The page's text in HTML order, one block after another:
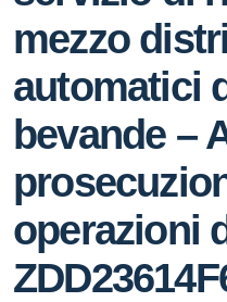
mezzo
automatici
bevande –
operazioni